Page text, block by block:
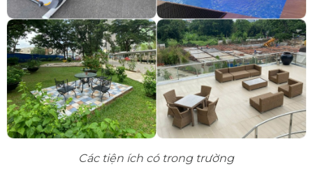
Các tiện ích có trong trường